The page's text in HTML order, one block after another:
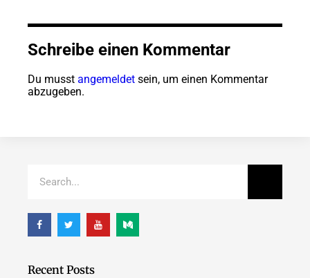
Schreibe einen Kommentar
Du musst angemeldet sein, um einen Kommentar
abzugeben.
Recent Posts